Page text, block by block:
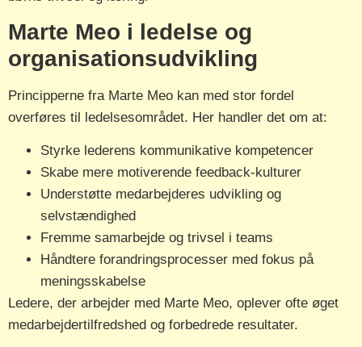
Marte Meo i ledelse og
organisationsudvikling
Principperne fra Marte Meo kan med stor fordel
overføres til ledelsesområdet. Her handler det om at:
Styrke lederens kommunikative kompetencer
Skabe mere motiverende feedback-kulturer
Understøtte medarbejderes udvikling og
selvstændighed
Fremme samarbejde og trivsel i teams
Håndtere forandringsprocesser med fokus på
meningsskabelse
Ledere, der arbejder med Marte Meo, oplever ofte øget
medarbejdertilfredshed og forbedrede resultater.